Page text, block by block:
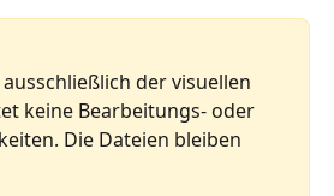
der visuellen
keine Bearbeitungs- oder
Die Dateien bleiben